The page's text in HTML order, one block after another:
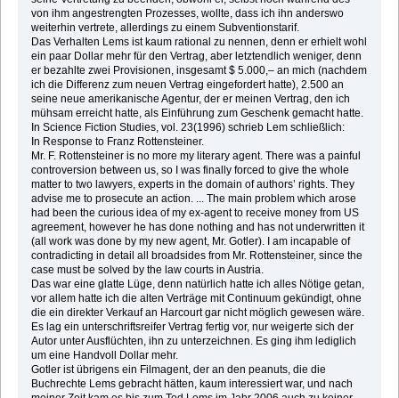
von ihm angestrengten Prozesses, wollte, dass ich ihn anderswo
weiterhin vertrete, allerdings zu einem Subventionstarif.
Das Verhalten Lems ist kaum rational zu nennen, denn er erhielt wohl
ein paar Dollar mehr für den Vertrag, aber letztendlich weniger, denn
er bezahlte zwei Provisionen, insgesamt $ 5.000,– an mich (nachdem
ich die Differenz zum neuen Vertrag eingefordert hatte), 2.500 an
seine neue amerikanische Agentur, der er meinen Vertrag, den ich
mühsam erreicht hatte, als Einführung zum Geschenk gemacht hatte.
In Science Fiction Studies, vol. 23(1996) schrieb Lem schließlich:
In Response to Franz Rottensteiner.
Mr. F. Rottensteiner is no more my literary agent. There was a painful
controversion between us, so I was finally forced to give the whole
matter to two lawyers, experts in the domain of authors’ rights. They
advise me to prosecute an action. ... The main problem which arose
had been the curious idea of my ex-agent to receive money from US
agreement, however he has done nothing and has not underwritten it
(all work was done by my new agent, Mr. Gotler). I am incapable of
contradicting in detail all broadsides from Mr. Rottensteiner, since the
case must be solved by the law courts in Austria.
Das war eine glatte Lüge, denn natürlich hatte ich alles Nötige getan,
vor allem hatte ich die alten Verträge mit Continuum gekündigt, ohne
die ein direkter Verkauf an Harcourt gar nicht möglich gewesen wäre.
Es lag ein unterschriftsreifer Vertrag fertig vor, nur weigerte sich der
Autor unter Ausflüchten, ihn zu unterzeichnen. Es ging ihm lediglich
um eine Handvoll Dollar mehr.
Gotler ist übrigens ein Filmagent, der an den peanuts, die die
Buchrechte Lems gebracht hätten, kaum interessiert war, und nach